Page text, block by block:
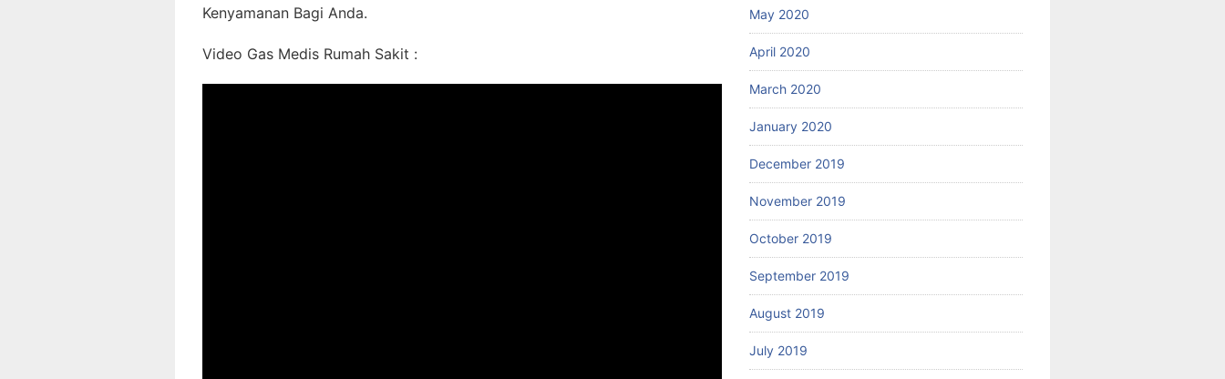
Kenyamanan Bagi Anda.
Video Gas Medis Rumah Sakit :
May 2020
April 2020
March 2020
January 2020
December 2019
November 2019
October 2019
September 2019
August 2019
July 2019